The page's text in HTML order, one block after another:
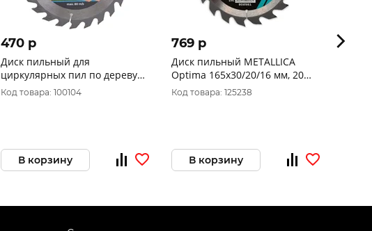
470 p
Диск пильный для
циркулярных пил по дереву
MOS 190 х 30 х 24T + 2 кольца:
30/20 и 20/16 мм 37663М
Код товара: 100104
В корзину
769 p
Диск пильный METALLICA
Optima 165x30/20/16 мм, 20
зубов, Т=2,4 мм по дереву
продольный, 902561
Код товара: 125238
В корзину
1